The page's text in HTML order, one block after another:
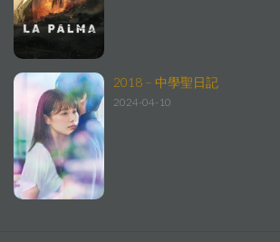
2018 – 中學聖日記
2024-04-10